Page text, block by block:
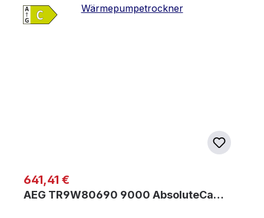
Regulärer Preis:
641,41 €
AEG TR9W80690 9000 AbsoluteCa…